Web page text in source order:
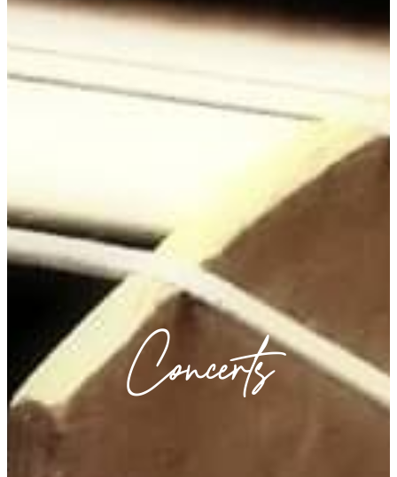
Concerts